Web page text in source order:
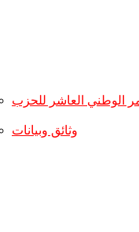
الوطني العاشر للحزب
وثائق وبيانات